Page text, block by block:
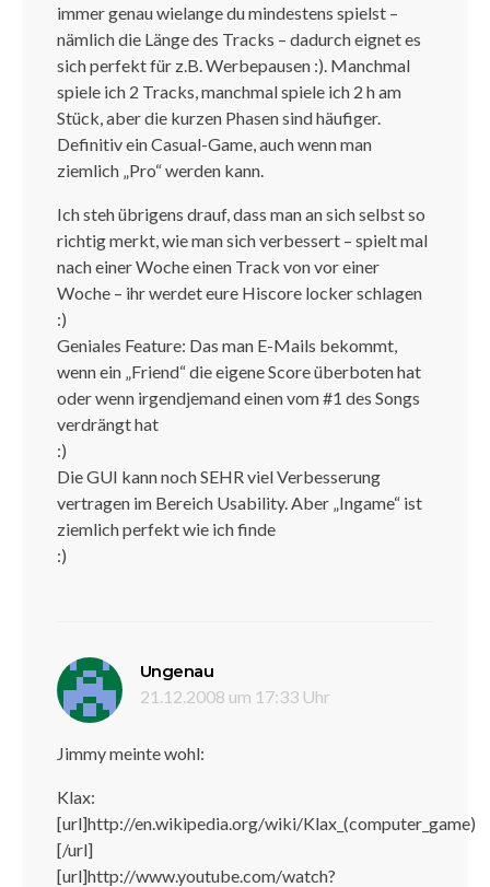
immer genau wielange du mindestens spielst –
nämlich die Länge des Tracks – dadurch eignet es
sich perfekt für z.B. Werbepausen :). Manchmal
spiele ich 2 Tracks, manchmal spiele ich 2 h am
Stück, aber die kurzen Phasen sind häufiger.
Definitiv ein Casual-Game, auch wenn man
ziemlich „Pro“ werden kann.
Ich steh übrigens drauf, dass man an sich selbst so
richtig merkt, wie man sich verbessert – spielt mal
nach einer Woche einen Track von vor einer
Woche – ihr werdet eure Hiscore locker schlagen
:)
Geniales Feature: Das man E-Mails bekommt,
wenn ein „Friend“ die eigene Score überboten hat
oder wenn irgendjemand einen vom #1 des Songs
verdrängt hat
:)
Die GUI kann noch SEHR viel Verbesserung
vertragen im Bereich Usability. Aber „Ingame“ ist
ziemlich perfekt wie ich finde
:)
Ungenau
21.12.2008 um 17:33 Uhr
Jimmy meinte wohl:
Klax:
[url]http://en.wikipedia.org/wiki/Klax_(computer_game)
[/url]
[url]http://www.youtube.com/watch?